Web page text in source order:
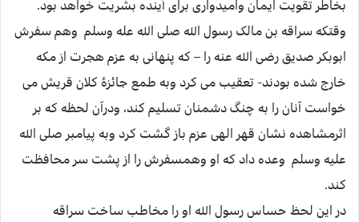
بخاطر تقویت ایمان وامیدواری برای آینده بشریت خواهد بود.
وقتکه سراقه بن مالک رسول الله صلی الله عله وسلم وهم سفرش
ابوبکر صدیق رضی الله عنه را – که پنهانی به عزم هجرت از مکه
خارج شده بودند- تعقیب می کرد وبه طمع جائزۀ کلان قریش می
خواست آنان را به چنگ دشمنان تسلیم کند، ودرآن لحظه که بر
اثرمشاهده نشان قهر الهی عزم باز گشت کرد وبه پیامبر صلی الله
علیه وسلم وعده داد که او وهمسفرش را از پشت سر محافظت
کند.
در این لحظ حساس رسول الله او را مخاطب ساخت سراقه